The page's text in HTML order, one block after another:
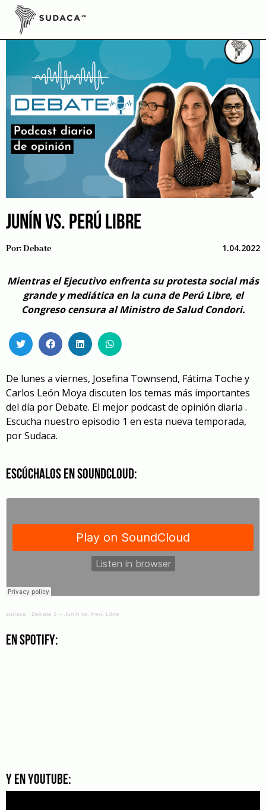
Skip
content
JUNÍN VS. PERÚ LIBRE
Por:Debate 1.04.2022
Mientras el Ejecutivo enfrenta su protesta social más
grande y mediática en la cuna de Perú Libre, el
Congreso censura al Ministro de Salud Condori.
De lunes a viernes, Josefina Townsend, Fátima Toche y
Carlos León Moya discuten los temas más importantes
del día por Debate. El mejor podcast de opinión diaria .
Escucha nuestro episodio 1 en esta nueva temporada,
por Sudaca.
Escúchalos en SoundCloud:
sudaca · Debate 1 – Junín vs. Perú Libre
En Spotify:
Y en YouTube: